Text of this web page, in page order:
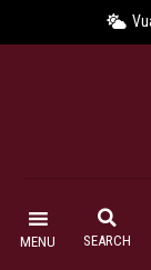
MENU SEARCH